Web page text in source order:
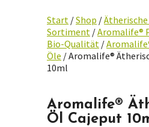
Start /Shop /
Sortiment /Aromalife®
Bio-Qualität /
Öle / Aromalife®
10ml
Aromalife®
Öl Cajeput